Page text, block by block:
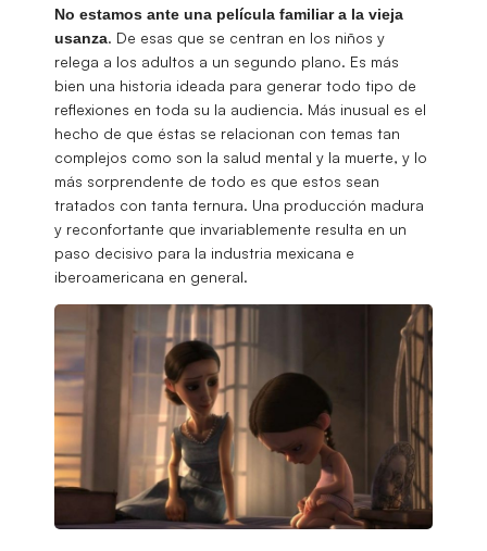
No estamos ante una película familiar a la vieja
usanza. De esas que se centran en los niños y
relega a los adultos a un segundo plano. Es más
bien una historia ideada para generar todo tipo de
reflexiones en toda su la audiencia. Más inusual es el
hecho de que éstas se relacionan con temas tan
complejos como son la salud mental y la muerte, y lo
más sorprendente de todo es que estos sean
tratados con tanta ternura. Una producción madura
y reconfortante que invariablemente resulta en un
paso decisivo para la industria mexicana e
iberoamericana en general.